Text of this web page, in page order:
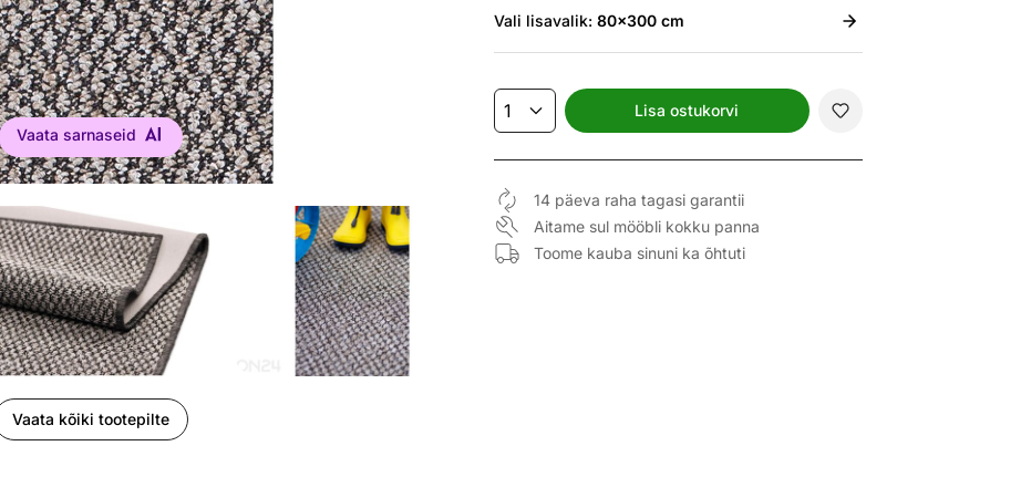
Vaata sarnaseid
Vaata kõiki tootepilte
Vali lisavalik: 80x300 cm
Lisa ostukorvi
14 päeva raha tagasi garantii
Aitame sul mööbli kokku panna
Toome kauba sinuni ka õhtuti